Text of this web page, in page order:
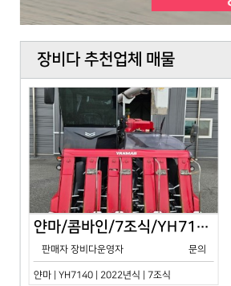
장비다 추천업체 매물
얀마/콤바인/7조식/YH7140/2024년식
판매자 장비다운영자 문의
얀마 | YH7140 | 2022년식 | 7조식